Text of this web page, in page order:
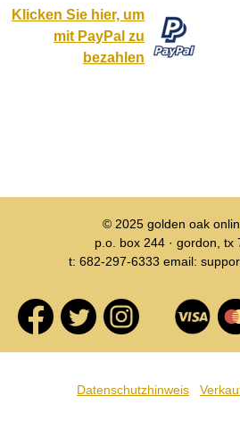
Klicken Sie hier, um
mit PayPal zu
bezahlen
© 2025 golden oak
p.o. box 244 · gordon, tx
t: 682-297-6333 email:
Datenschutzhinweis